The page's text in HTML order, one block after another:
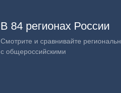
В 84 регионах России
Смотрите и сравнивайте
с общероссийскими